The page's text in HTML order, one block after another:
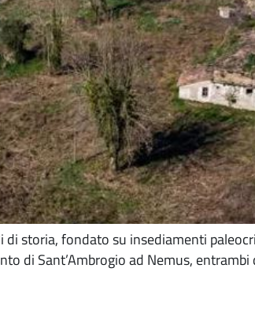
di storia, fondato su insediamenti
di Sant’Ambrogio ad Nemus,